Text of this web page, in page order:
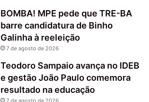
BOMBA! MPE pede que TRE-BA
barre candidatura de Binho
Galinha à reeleição
7 de agosto de 2026
Teodoro Sampaio avança no IDEB
e gestão João Paulo comemora
resultado na educação
7 de agosto de 2026